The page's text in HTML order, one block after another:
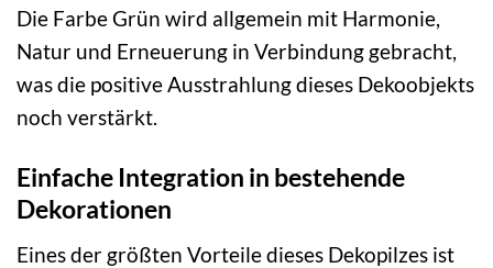
Die Farbe Grün wird allgemein mit Harmonie,
Natur und Erneuerung in Verbindung gebracht,
was die positive Ausstrahlung dieses Dekoobjekts
noch verstärkt.
Einfache Integration in bestehende
Dekorationen
Eines der größten Vorteile dieses Dekopilzes ist